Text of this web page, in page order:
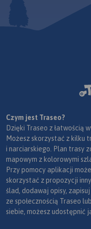
Czym jest Traseo?
Dzięki Traseo z łatwością
Możesz skorzystać z kilku
i narciarskiego. Plan trasy
mapowym z kolorowymi
Przy pomocy aplikacji
skorzystać z propozycji
ślad, dodawaj opisy,
ze społecznością Traseo
siebie, możesz udostępnić